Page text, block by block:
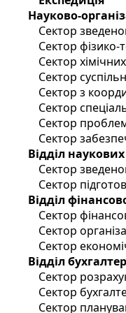
Науково-
Сектор
Сектор фізико-
Сектор
Сектор
Сектор з
Сектор
Сектор
Сектор
Відділ
Сектор
Сектор
Відділ
Сектор
Сектор
Сектор
Відділ
Сектор
Сектор
Сектор